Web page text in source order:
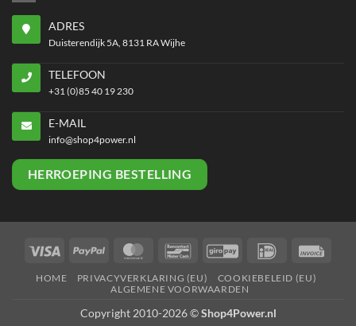
ADRES
Duisterendijk 5A, 8131 RA Wijhe
TELEFOON
+31 (0)85 40 19 230
E-MAIL
info@shop4power.nl
HERROEPING BESTELLING
Visa PayPal MasterCardBancontactGiroPay IDeal
HOME PRIVACYVERKLARING (EU)
COOKIEBELEID (EU)
ALGEMENE VOORWAARDEN
Copyright 2010-2026 ©Shop4Power.nl